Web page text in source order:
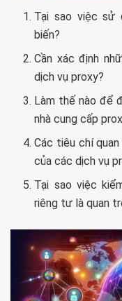
Tại sao việc sử
biến?
Cần xác định
dịch vụ proxy?
Làm thế nào để
nhà cung cấp
Các tiêu chí
của các dịch vụ
Tại sao việc
riêng tư là quan